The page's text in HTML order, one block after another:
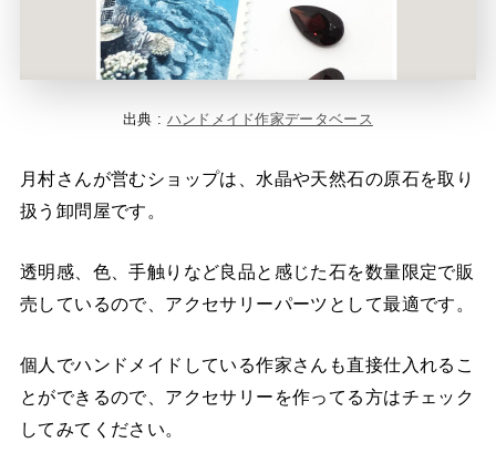
出典 : ハンドメイド作家データベース
月村さんが営むショップは、水晶や天然石の原石を取り
扱う卸問屋です。
透明感、色、手触りなど良品と感じた石を数量限定で販
売しているので、アクセサリーパーツとして最適です。
個人でハンドメイドしている作家さんも直接仕入れるこ
とができるので、アクセサリーを作ってる方はチェック
してみてください。